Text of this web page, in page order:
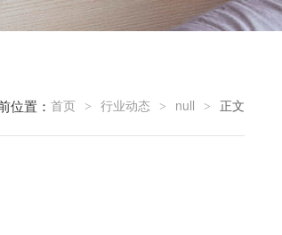
位置： 首页 > 行业动态 > null > 正文